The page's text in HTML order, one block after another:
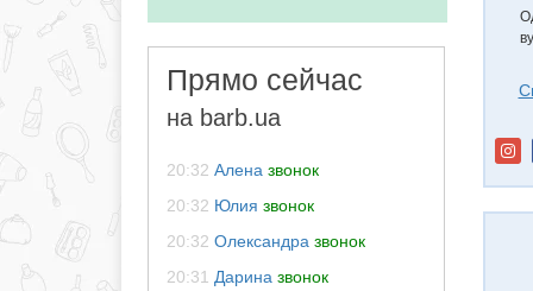
Прямо сейчас
на barb.ua
20:32 Алена звонок
20:32 Юлия звонок
20:32 Олександра звонок
20:31 Дарина звонок